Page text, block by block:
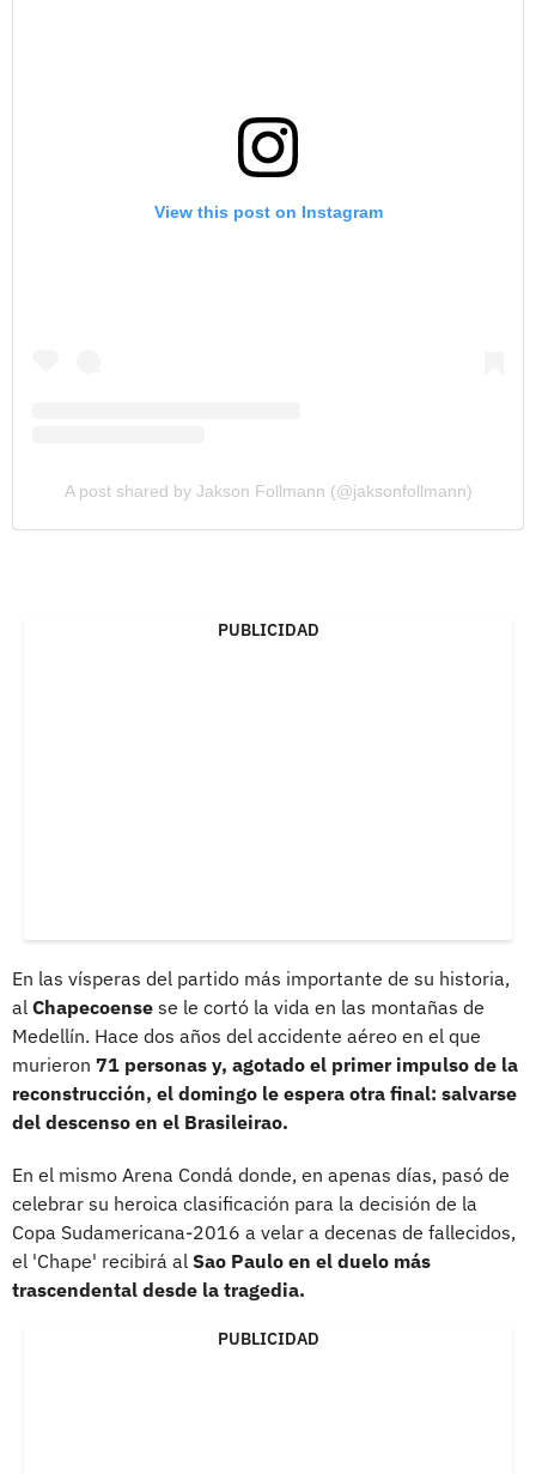
View this post on Instagram
A post shared by Jakson Follmann (@jaksonfollmann)
PUBLICIDAD
En las vísperas del partido más importante de su historia,
al Chapecoense se le cortó la vida en las montañas de
Medellín. Hace dos años del accidente aéreo en el que
murieron 71 personas y, agotado el primer impulso de la
reconstrucción, el domingo le espera otra final: salvarse
del descenso en el Brasileirao.
En el mismo Arena Condá donde, en apenas días, pasó de
celebrar su heroica clasificación para la decisión de la
Copa Sudamericana-2016 a velar a decenas de fallecidos,
el 'Chape' recibirá al Sao Paulo en el duelo más
trascendental desde la tragedia.
PUBLICIDAD